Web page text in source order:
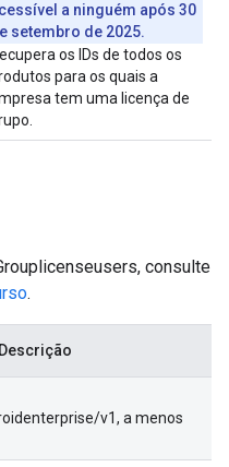
a ninguém após 30
setembro de 2025.
os IDs de todos os
para os quais a
tem uma licença de
consulte
.
Descrição
v1, a menos